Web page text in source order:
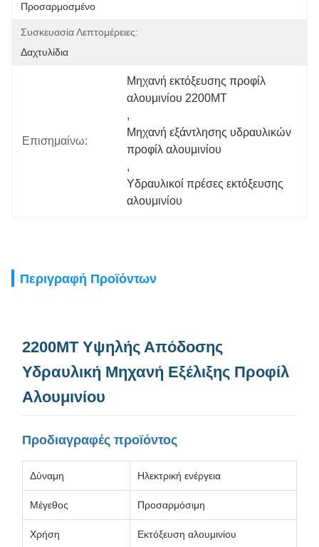
Προσαρμοσμένο
Συσκευασία Λεπτομέρειες:
Δαχτυλίδια
Επισημαίνω:
Μηχανή εκτόξευσης προφίλ
αλουμινίου 2200MT
,
Μηχανή εξάντλησης υδραυλικών
προφίλ αλουμινίου
,
Υδραυλικοί πρέσες εκτόξευσης
αλουμινίου
Περιγραφή Προϊόντων
2200MT Υψηλής Απόδοσης
Υδραυλική Μηχανή Εξέλιξης Προφίλ
Αλουμινίου
Προδιαγραφές προϊόντος
Δύναμη Ηλεκτρική ενέργεια
Μέγεθος Προσαρμόσιμη
Χρήση Εκτόξευση αλουμινίου